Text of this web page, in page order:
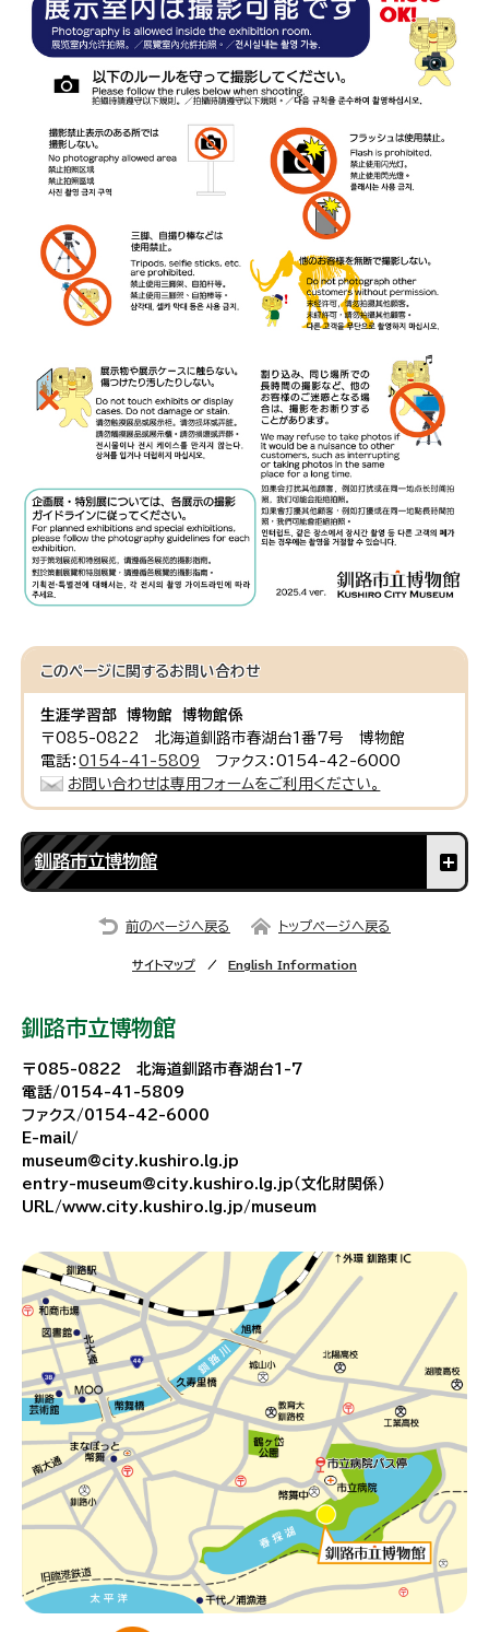
このページに関するお問い合わせ
生涯学習部 博物館 博物館係
〒085-0822 北海道釧路市春湖台1番7号 博物館
電話：0154-41-5809
ファクス：0154-42-6000
お問い合わせは専用フォームをご利用ください。
釧路市立博物館
前のページへ戻る トップページへ戻る
サイトマップ English Information
釧路市立博物館
〒085-0822 北海道釧路市春湖台1-7
電話/0154-41-5809
ファクス/0154-42-6000
E-mail/
museum@city.kushiro.lg.jp
entry-museum@city.kushiro.lg.jp（文化財関係）
URL/www.city.kushiro.lg.jp/museum